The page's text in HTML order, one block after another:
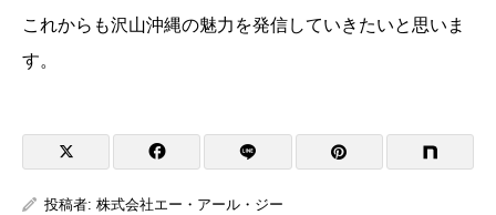
これからも沢山沖縄の魅力を発信していきたいと思いま
す。
投稿者: 株式会社エー・アール・ジー